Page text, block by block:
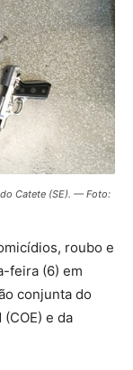
Catete (SE). — Foto:
roubo e
feira (6) em
conjunta do
e da